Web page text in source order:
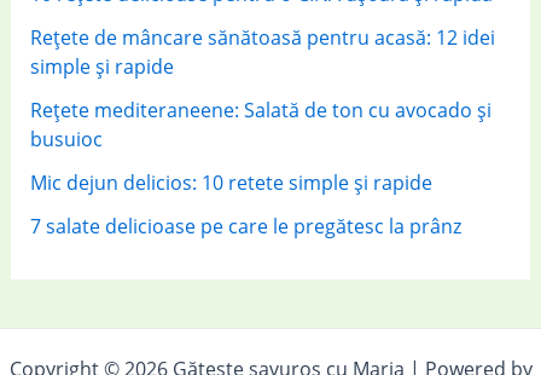
Rețete de mâncare sănătoasă pentru acasă: 12 idei
simple și rapide
Rețete mediteraneene: Salată de ton cu avocado și
busuioc
Mic dejun delicios: 10 retete simple și rapide
7 salate delicioase pe care le pregătesc la prânz
Copyright © 2026 Gătește savuros cu Maria | Powered by